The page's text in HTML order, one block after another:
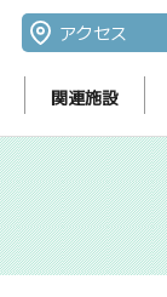
アクセス
関連施設